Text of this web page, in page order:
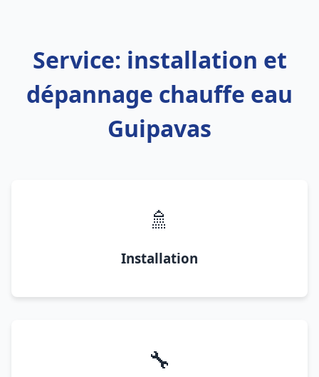
Service: installation et
dépannage chauffe eau
Guipavas
🚿
Installation
🔧